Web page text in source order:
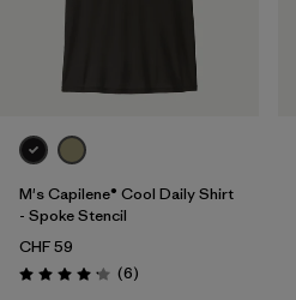
M's Capilene® Cool Daily Shirt
- Spoke Stencil
CHF 59
Évaluation: 4.2 / 5
(6Avis
)